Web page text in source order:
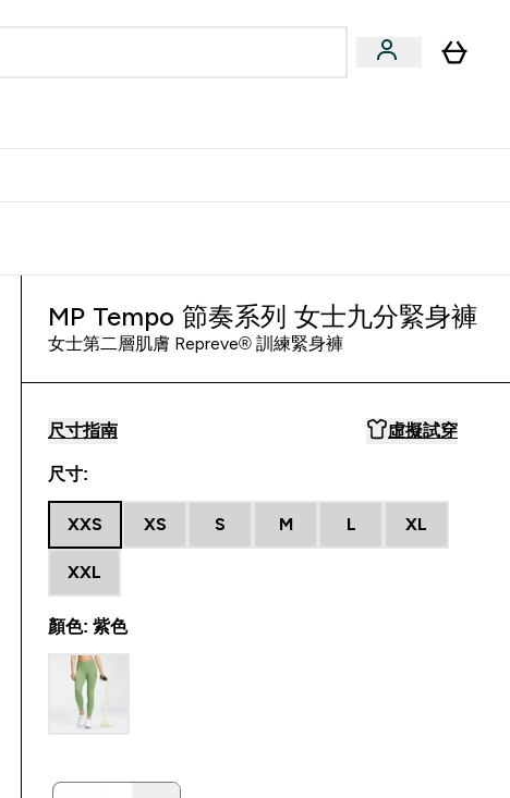
MP Tempo 節奏系列 女士九分緊身褲
女士第二層肌膚 Repreve® 訓練緊身褲
尺寸指南 虛擬試穿
尺寸:
XXS XS S M L XL
XXL
顏色: 紫色